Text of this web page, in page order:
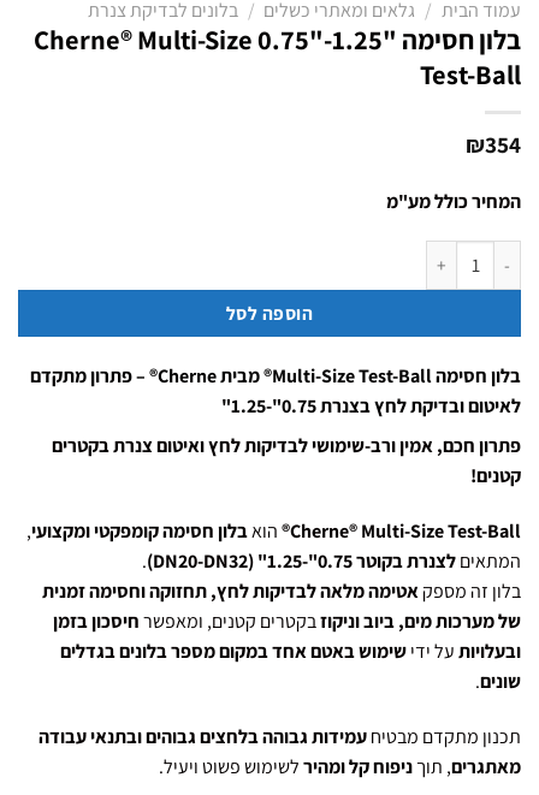
עמוד הבית / גלאים ומאתרי כשלים / בלונים לבדיקת צנרת
בלון חסימה "1.25-"0.75 Cherne® Multi-Size
Test-Ball
₪354
המחיר כולל מע"מ
כמות של בלון חסימה "1.25-"0.75 Cherne® Multi-Size Test-Ball
הוספה לסל
בלון חסימה Multi-Size Test-Ball® מבית Cherne® – פתרון מתקדם
לאיטום ובדיקת לחץ בצנרת 0.75"-1.25"
פתרון חכם, אמין ורב-שימושי לבדיקות לחץ ואיטום צנרת בקטרים
קטנים!
Cherne® Multi-Size Test-Ball® הואבלון חסימה קומפקטי ומקצועי,
המתאיםלצנרת בקוטר 0.75"-1.25" (DN20-DN32)
.
בלון זה מספקאטימה מלאה לבדיקות לחץ, תחזוקה וחסימה זמנית
של מערכות מים, ביוב וניקוזבקטרים קטנים, ומאפשרחיסכון בזמן
ובעלויותעל ידישימוש באטם אחד במקום מספר בלונים בגדלים
שונים.
תכנון מתקדם מבטיחעמידות גבוהה בלחצים גבוהים ובתנאי עבודה
מאתגרים, תוךניפוח קל ומהירלשימוש פשוט ויעיל.